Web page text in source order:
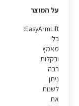
על המוצר
EasyArmLift:
בלי
מאמץ
ובקלות
רבה
ניתן
לשנות
את